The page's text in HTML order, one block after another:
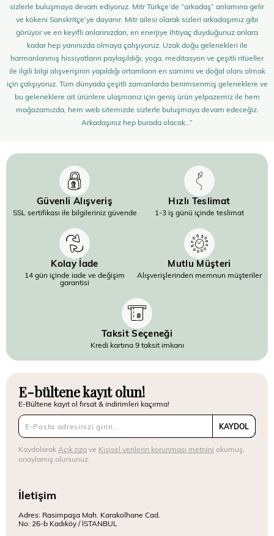
sizlerle buluşmaya devam ediyoruz. Mitr Türkçe’de “arkadaş” anlamına gelir
ve kökeni Sanskritçe’ye dayanır. Mitr ailesi olarak sizleri arkadaşımız gibi
görüyor ve en keyifli anlarınızdan, en enerjiye ihtiyaç duyduğunuz anlara
kadar hep yanınızda olmaya çalışıyoruz. Uzak doğu gelenekleri ile
harmanlanmış hissiyatların paylaşıldığı; yoga, meditasyon ve çeşitli ritüeller
ile ilgili bilgi alışverişinin yapıldığı ortamların en samimi ve doğal olanı olmak
için çalışıyoruz. Tüm dünyada çeşitli zamanlarda benimsenmiş geleneklere ve
bu geleneklere ait ürünlere ulaşmanız için geniş ürün yelpazemiz ile hem
mağazamızda, hem web sitemizde sizlerle buluşmaya devam edeceğiz.
Arkadaşınız hep burada olacak…”
Güvenli Alışveriş
SSL sertifikası ile bilgileriniz güvende
Hızlı Teslimat
1-3 iş günü içinde teslimat
Kolay İade
14 gün içinde iade ve değişim
garantisi
Mutlu Müşteri
Alışverişlerinden memnun müşteriler
Taksit Seçeneği
Kredi kartına 9 taksit imkanı
E-bültene kayıt olun!
E-Bültene kayıt ol fırsat & indirimleri kaçırma!
KAYDOL
Kaydolarak Açık rızave Kişisel verilerin korunması metnini okumuş,
onaylamış olursunuz.
İletişim
Adres: Rasimpaşa Mah. Karakolhane Cad.
No: 26-b Kadıköy / İSTANBUL